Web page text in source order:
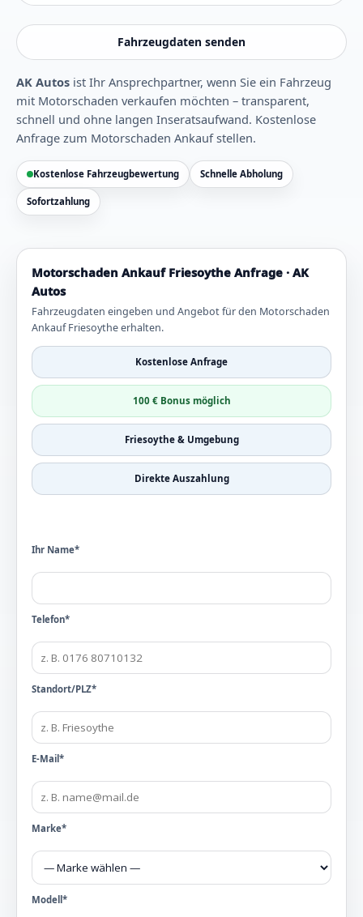
Fahrzeugdaten senden
AK Autos ist Ihr Ansprechpartner, wenn Sie ein Fahrzeug
mit Motorschaden verkaufen möchten – transparent,
schnell und ohne langen Inseratsaufwand. Kostenlose
Anfrage zum Motorschaden Ankauf stellen.
Kostenlose Fahrzeugbewertung Schnelle Abholung
Sofortzahlung
Motorschaden Ankauf Friesoythe Anfrage · AK
Autos
Fahrzeugdaten eingeben und Angebot für den Motorschaden
Ankauf Friesoythe erhalten.
Kostenlose Anfrage
100 € Bonus möglich
Friesoythe & Umgebung
Direkte Auszahlung
Ihr Name*
Telefon*
Standort/PLZ*
E-Mail*
Marke*
Modell*